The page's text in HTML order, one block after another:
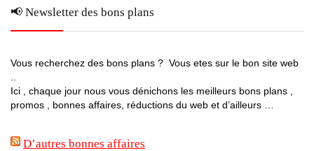
📢 Newsletter des bons plans
Vous recherchez des bons plans ? Vous etes sur le bon site web
Ici , chaque jour nous vous dénichons les meilleurs bons plans ,
promos , bonnes affaires, réductions du web et d’ailleurs …
D’autres bonnes affaires